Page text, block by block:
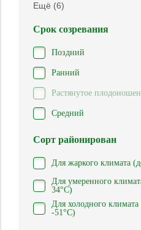
Ещё (6)
Срок созревания
Поздний
Ранний
Растянутое
Средний
Сорт районирован
Для жаркого климата
Для умеренного
34°С)
Для холодного климата
-51°С)